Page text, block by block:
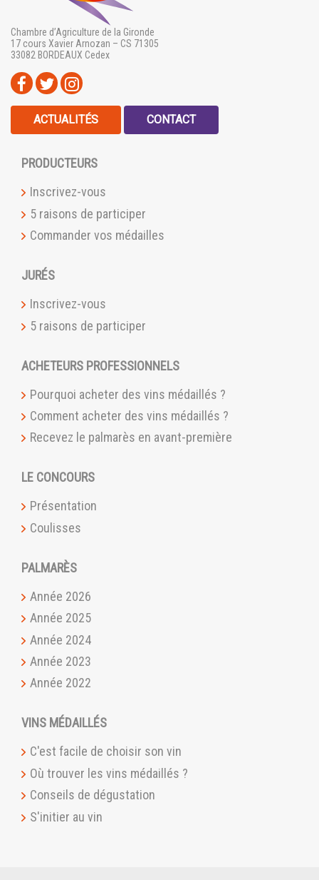
Chambre d’Agriculture de la Gironde
17 cours Xavier Arnozan – CS 71305
33082 BORDEAUX Cedex
ACTUALITÉS CONTACT
PRODUCTEURS
Inscrivez-vous
5 raisons de participer
Commander vos médailles
JURÉS
Inscrivez-vous
5 raisons de participer
ACHETEURS PROFESSIONNELS
Pourquoi acheter des vins médaillés ?
Comment acheter des vins médaillés ?
Recevez le palmarès en avant-première
LE CONCOURS
Présentation
Coulisses
PALMARÈS
Année 2026
Année 2025
Année 2024
Année 2023
Année 2022
VINS MÉDAILLÉS
C'est facile de choisir son vin
Où trouver les vins médaillés ?
Conseils de dégustation
S'initier au vin